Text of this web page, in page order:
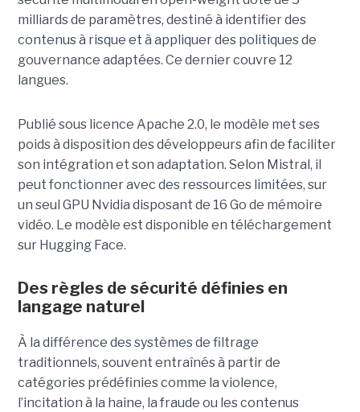
milliards de paramètres, destiné à identifier des
contenus à risque et à appliquer des politiques de
gouvernance adaptées. Ce derniercouvre 12
langues.
Publié sous licence Apache 2.0, le modèle met ses
poids à disposition des développeurs afin de faciliter
son intégration et son adaptation. Selon Mistral, il
peut fonctionner avec des ressources limitées, sur
un seul GPU Nvidia disposant de 16 Go de mémoire
vidéo. Le modèle est disponible en téléchargement
sur Hugging Face.
Des règles de sécurité définies en
langage naturel
À la différence des systèmes de filtrage
traditionnels, souvent entraînés à partir de
catégories prédéfinies comme la violence,
l’incitation à la haine, la fraude ou les contenus